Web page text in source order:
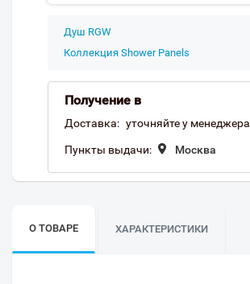
Душ RGW
Коллекция Shower Panels
Получение в
Доставка: уточняйте у менеджера
Пункты выдачи: Москва
О ТОВАРЕ ХАРАКТЕРИСТИКИ